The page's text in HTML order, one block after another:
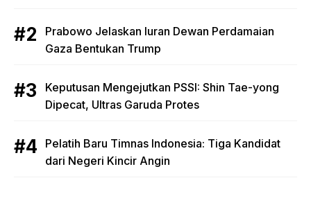
Prabowo Jelaskan Iuran Dewan Perdamaian
Gaza Bentukan Trump
Keputusan Mengejutkan PSSI: Shin Tae-yong
Dipecat, Ultras Garuda Protes
Pelatih Baru Timnas Indonesia: Tiga Kandidat
dari Negeri Kincir Angin